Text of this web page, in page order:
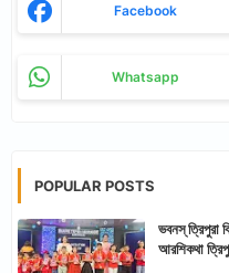
Facebook
Whatsapp
POPULAR POSTS
ভবনস্ ত্রিপুরা
আরশিকথা